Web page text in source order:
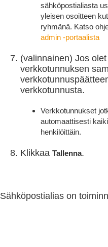
sähköpostialiasta
yleisen osoitteen
ryhmänä. Katso
admin -portaalista
(valinnainen) Jos
verkkotunnuksen
verkkotunnusta.
Verkkotunnukset
automaattisesti
henkilöittäin.
Klikkaa Tallenna.
Sähköpostialias on